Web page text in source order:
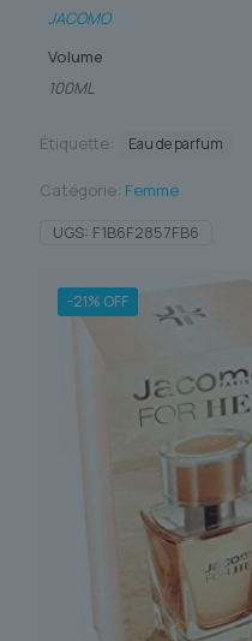
-21% OFF
JACOMO
Volume
100ML
Étiquette: Eau de parfum
Catégorie: Femme
UGS: F1B6F2857FB6